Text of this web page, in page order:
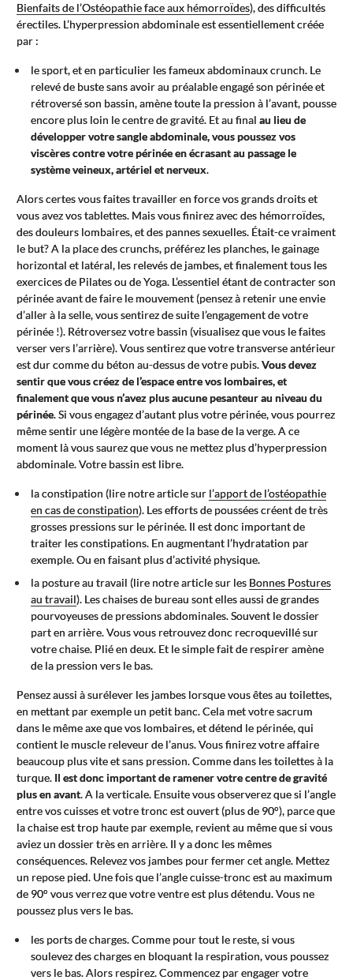
Bienfaits de l’Ostéopathie face aux hémorroïdes), des difficultés
érectiles. L’hyperpression abdominale est essentiellement créée
par :
le sport, et en particulier les fameux abdominaux crunch. Le
relevé de buste sans avoir au préalable engagé son périnée et
rétroversé son bassin, amène toute la pression à l’avant, pousse
encore plus loin le centre de gravité. Et au final au lieu de
développer votre sangle abdominale, vous poussez vos
viscères contre votre périnée en écrasant au passage le
système veineux, artériel et nerveux.
Alors certes vous faites travailler en force vos grands droits et
vous avez vos tablettes. Mais vous finirez avec des hémorroïdes,
des douleurs lombaires, et des pannes sexuelles. Était-ce vraiment
le but? A la place des crunchs, préférez les planches, le gainage
horizontal et latéral, les relevés de jambes, et finalement tous les
exercices de Pilates ou de Yoga. L’essentiel étant de contracter son
périnée avant de faire le mouvement (pensez à retenir une envie
d’aller à la selle, vous sentirez de suite l’engagement de votre
périnée !). Rétroversez votre bassin (visualisez que vous le faites
verser vers l’arrière). Vous sentirez que votre transverse antérieur
est dur comme du béton au-dessus de votre pubis.Vous devez
sentir que vous créez de l’espace entre vos lombaires, et
finalement que vous n’avez plus aucune pesanteur au niveau du
périnée. Si vous engagez d’autant plus votre périnée, vous pourrez
même sentir une légère montée de la base de la verge. A ce
moment là vous saurez que vous ne mettez plus d’hyperpression
abdominale. Votre bassin est libre.
la constipation (lire notre article sur l’apport de l’ostéopathie
en cas de constipation). Les efforts de poussées créent de très
grosses pressions sur le périnée. Il est donc important de
traiter les constipations. En augmentant l’hydratation par
exemple. Ou en faisant plus d’activité physique.
la posture au travail (lire notre article sur les Bonnes Postures
au travail). Les chaises de bureau sont elles aussi de grandes
pourvoyeuses de pressions abdominales. Souvent le dossier
part en arrière. Vous vous retrouvez donc recroquevillé sur
votre chaise. Plié en deux. Et le simple fait de respirer amène
de la pression vers le bas.
Pensez aussi à surélever les jambes lorsque vous êtes au toilettes,
en mettant par exemple un petit banc. Cela met votre sacrum
dans le même axe que vos lombaires, et détend le périnée, qui
contient le muscle releveur de l’anus. Vous finirez votre affaire
beaucoup plus vite et sans pression. Comme dans les toilettes à la
turque. Il est donc important de ramener votre centre de gravité
plus en avant. A la verticale. Ensuite vous observerez que si l’angle
entre vos cuisses et votre tronc est ouvert (plus de 90°), parce que
la chaise est trop haute par exemple, revient au même que si vous
aviez un dossier très en arrière. Il y a donc les mêmes
conséquences. Relevez vos jambes pour fermer cet angle. Mettez
un repose pied. Une fois que l’angle cuisse-tronc est au maximum
de 90° vous verrez que votre ventre est plus détendu. Vous ne
poussez plus vers le bas.
les ports de charges. Comme pour tout le reste, si vous
soulevez des charges en bloquant la respiration, vous poussez
vers le bas. Alors respirez. Commencez par engager votre